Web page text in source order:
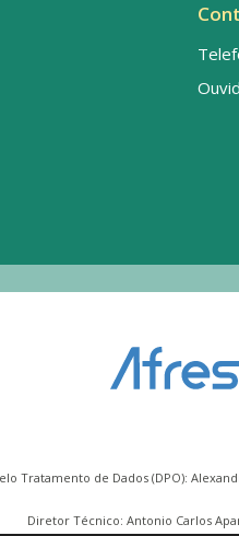
Tratamento de Dados (DPO):
Diretor Técnico: Antonio Carlos